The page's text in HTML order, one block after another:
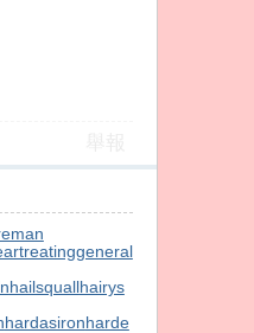
general
hailsquallhairys
hardasironharde